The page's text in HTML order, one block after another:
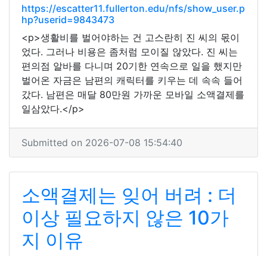
https://escatter11.fullerton.edu/nfs/show_user.p
hp?userid=9843473
<p>생활비를 벌어야하는 건 고스란히 진 씨의 몫이
었다. 그러나 비용은 좀처럼 모이질 않았다. 진 씨는
편의점 알바를 다니며 20기한 연속으로 일을 했지만
벌어온 자금은 남편의 캐릭터를 키우는 데 속속 들어
갔다. 남편은 매달 80만원 가까운 모바일 소액결제를
일삼았다.</p>
Submitted on 2026-07-08 15:54:40
소액결제는 잊어 버려 : 더
이상 필요하지 않은 10가
지 이유